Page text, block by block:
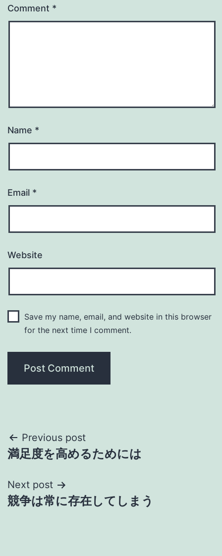
Comment *
Name *
Email *
Website
Save my name, email, and website in this browser
for the next time I comment.
Post
navigation
Previous post
満足度を高めるためには
Next post
競争は常に存在してしまう